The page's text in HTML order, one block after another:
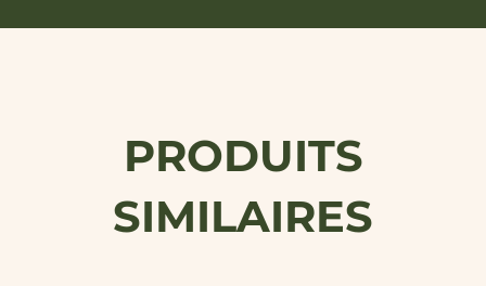
PRODUITS
SIMILAIRES